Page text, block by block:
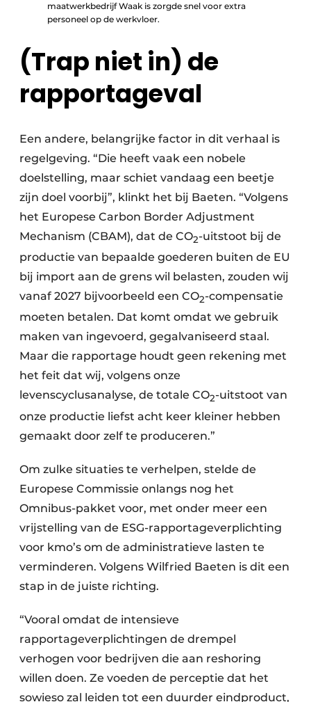
maatwerkbedrijf Waak is zorgde snel voor extra
personeel op de werkvloer.
(Trap niet in) de
rapportageval
Een andere, belangrijke factor in dit verhaal is
regelgeving. “Die heeft vaak een nobele
doelstelling, maar schiet vandaag een beetje
zijn doel voorbij”, klinkt het bij Baeten. “Volgens
het Europese Carbon Border Adjustment
Mechanism (CBAM), dat de CO2-uitstoot bij de
productie van bepaalde goederen buiten de EU
bij import aan de grens wil belasten, zouden wij
vanaf 2027 bijvoorbeeld een CO2-compensatie
moeten betalen. Dat komt omdat we gebruik
maken van ingevoerd, gegalvaniseerd staal.
Maar die rapportage houdt geen rekening met
het feit dat wij, volgens onze
levenscyclusanalyse, de totale CO2-uitstoot van
onze productie liefst acht keer kleiner hebben
gemaakt door zelf te produceren.”
Om zulke situaties te verhelpen, stelde de
Europese Commissie onlangs nog het
Omnibus-pakket voor, met onder meer een
vrijstelling van de ESG-rapportageverplichting
voor kmo’s om de administratieve lasten te
verminderen. Volgens Wilfried Baeten is dit een
stap in de juiste richting.
“Vooral omdat de intensieve
rapportageverplichtingen de drempel
verhogen voor bedrijven die aan reshoring
willen doen. Ze voeden de perceptie dat het
sowieso zal leiden tot een duurder eindproduct,